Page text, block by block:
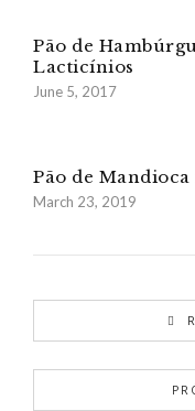
Pão de
Lacticínios
June 5, 2017
Pão de
March 23, 2019